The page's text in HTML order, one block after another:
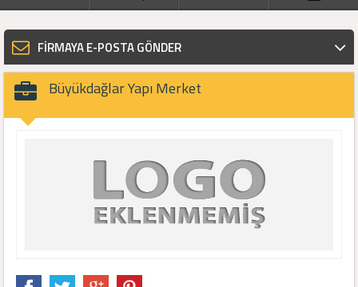
FİRMAYA E-POSTA GÖNDER
Büyükdağlar Yapı Merket